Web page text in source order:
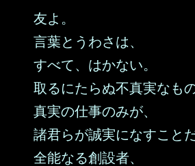
友よ。
言葉とうわさは、
すべて、はかない。
取るにたらぬ不真実なも
真実の仕事のみが、
諸君らが誠実になすこと
全能なる創設者、